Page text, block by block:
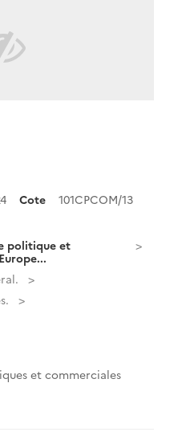
Cote
101CPCOM/13
politique et
et commerciales